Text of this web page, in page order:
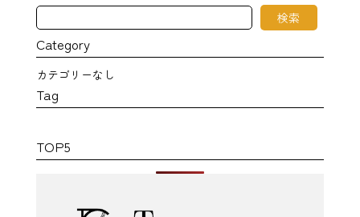
検
索 検索
Category
カテゴリーなし
Tag
TOP5